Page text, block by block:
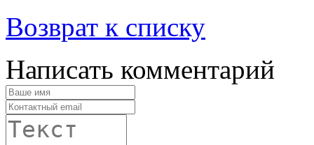
Возврат к списку
Написать комментарий